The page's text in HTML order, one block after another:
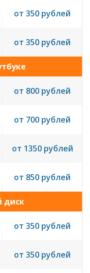
от 350 рублей
от 350 рублей
от 800 рублей
от 700 рублей
от 1350 рублей
от 850 рублей
диск
от 350 рублей
от 350 рублей